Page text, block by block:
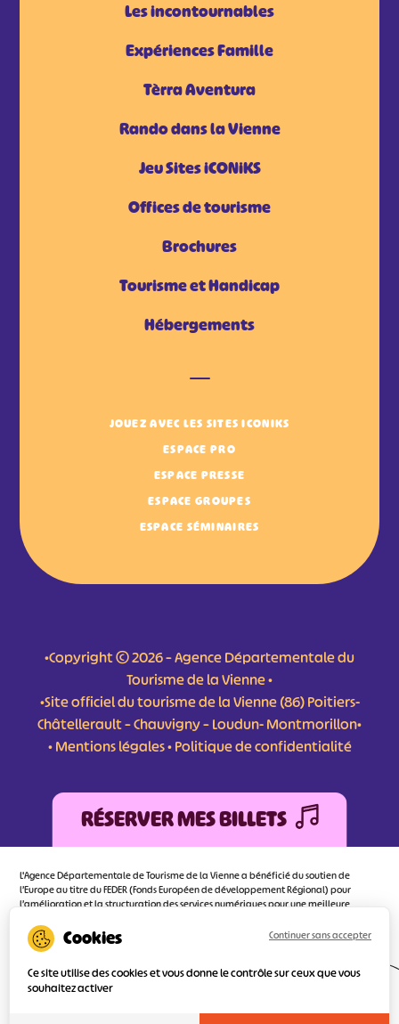
Les incontournables
Expériences Famille
Tèrra Aventura
Rando dans la Vienne
Jeu Sites iCONiKS
Offices de tourisme
Brochures
Tourisme et Handicap
Hébergements
JOUEZ AVEC LES SITES ICONIKS
ESPACE PRO
ESPACE PRESSE
ESPACE GROUPES
ESPACE SÉMINAIRES
•Copyright © 2026 – Agence Départementale du
Tourisme de la Vienne •
•Site officiel du tourisme de la Vienne (86) Poitiers-
Châtellerault – Chauvigny – Loudun- Montmorillon•
•Mentions légales•Politique de confidentialité
RÉSERVER MES BILLETS
L'Agence Départementale de Tourisme de la Vienne a bénéficié du soutien de
l’Europe au titre du FEDER (Fonds Européen de développement Régional) pour
l’amélioration et la structuration des services numériques pour une meilleure
d’orienter au mieux le visiteur.
Ce site utilise des cookies et vous donne le contrôle sur ceux que vous
souhaitez activer
Continuer sans accepter